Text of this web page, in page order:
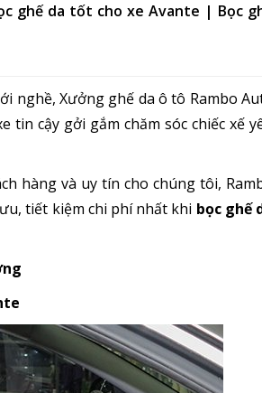
ghế da tốt cho xe Avante | Bọc
nghề, Xưởng ghế da ô tô Rambo
tin cậy gởi gắm chăm sóc chiếc xế
hàng và uy tín cho chúng tôi,
tiết kiệm chi phí nhất khi bọc ghế